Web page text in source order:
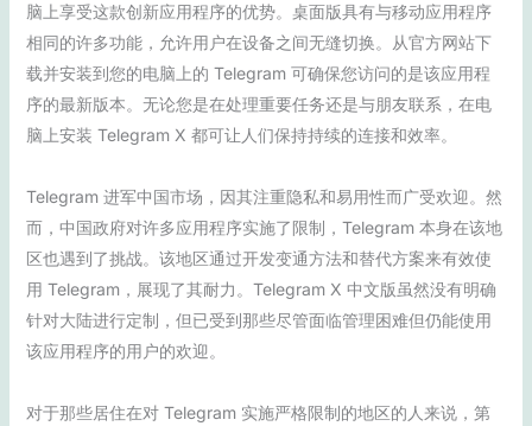
脑上享受这款创新应用程序的优势。桌面版具有与移动应用程序
相同的许多功能，允许用户在设备之间无缝切换。从官方网站下
载并安装到您的电脑上的 Telegram 可确保您访问的是该应用程
序的最新版本。无论您是在处理重要任务还是与朋友联系，在电
脑上安装 Telegram X 都可让人们保持持续的连接和效率。
Telegram 进军中国市场，因其注重隐私和易用性而广受欢迎。然
而，中国政府对许多应用程序实施了限制，Telegram 本身在该地
区也遇到了挑战。该地区通过开发变通方法和替代方案来有效使
用 Telegram，展现了其耐力。Telegram X 中文版虽然没有明确
针对大陆进行定制，但已受到那些尽管面临管理困难但仍能使用
该应用程序的用户的欢迎。
对于那些居住在对 Telegram 实施严格限制的地区的人来说，第